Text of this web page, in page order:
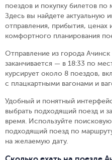
поездов и покупку билетов
Здесь вы найдете
отправления, прибытия, ценах
комфортного планирования
Отправление из города Ачинск
заканчивается — в 18:33 по
курсирует около 8 поездов,
с плацкартными вагонами и
Удобный и понятный
выбрать подходящий поезд и
время. Используйте
подходящий поезд по
на желаемую дату.